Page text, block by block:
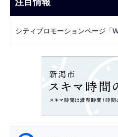
ま
で
ー
注目情報
シティプロモーションページ「